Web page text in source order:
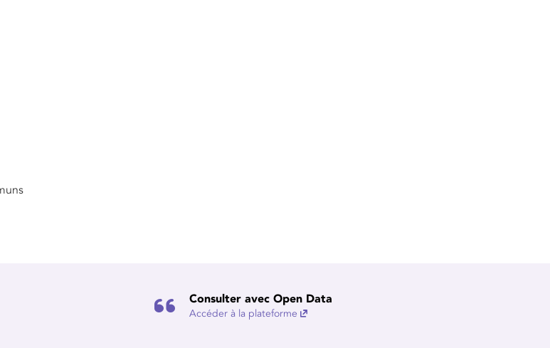
Consulter avec Open Data
Accéder à la plateforme